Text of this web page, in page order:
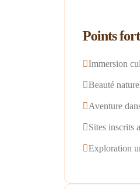
Points
Immersion
Beauté
Aventure
Sites inscrits
Exploration